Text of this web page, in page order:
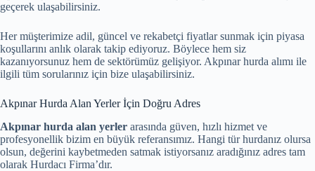
geçerek ulaşabilirsiniz.
Her müşterimize adil, güncel ve rekabetçi fiyatlar sunmak için piyasa
koşullarını anlık olarak takip ediyoruz. Böylece hem siz
kazanıyorsunuz hem de sektörümüz gelişiyor. Akpınar hurda alımı ile
ilgili tüm sorularınız için bize ulaşabilirsiniz.
Akpınar Hurda Alan Yerler İçin Doğru Adres
Akpınar hurda alan yerler arasında güven, hızlı hizmet ve
profesyonellik bizim en büyük referansımız. Hangi tür hurdanız olursa
olsun, değerini kaybetmeden satmak istiyorsanız aradığınız adres tam
olarak Hurdacı Firma’dır.